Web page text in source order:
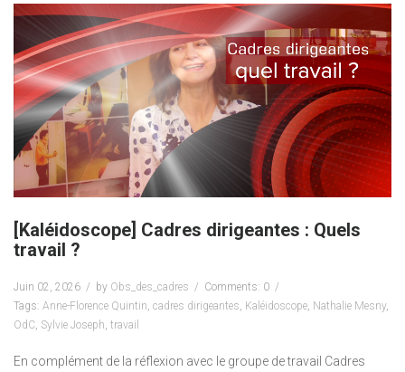
[Kaléidoscope] Cadres dirigeantes : Quels
travail ?
Juin 02, 2026 by Obs_des_cadres
Comments: 0
Tags: Anne-Florence Quintin, cadres dirigeantes, Kaléidoscope, Nathalie Mesny,
OdC, Sylvie Joseph, travail
En complément de la réflexion avec le groupe de travail Cadres